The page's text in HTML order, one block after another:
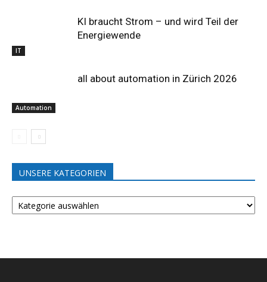
IT
KI braucht Strom – und wird Teil der
Energiewende
Automation
all about automation in Zürich 2026
UNSERE KATEGORIEN
UNSERE
KATEGORIEN